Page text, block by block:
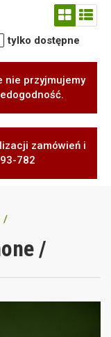
tylko dostępne
nie przyjmujemy
zamówień i
782
/
/